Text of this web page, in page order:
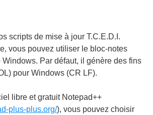
scripts de mise à jour T.C.E.D.I.
vous pouvez utiliser le bloc-notes
Windows. Par défaut, il génère des fins
pour Windows (CR LF).
libre et gratuit Notepad++
plus-plus.org/), vous pouvez choisir